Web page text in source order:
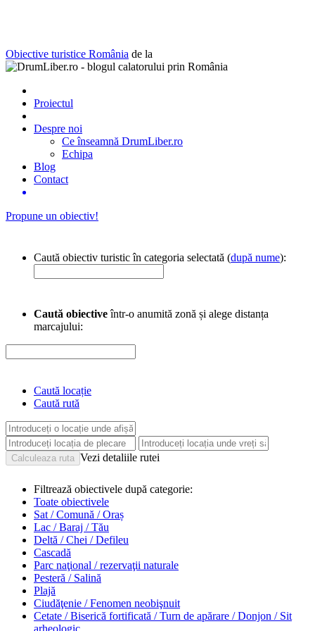
Obiective turistice România de la
Proiectul
Despre noi
Ce înseamnă DrumLiber.ro
Echipa
Blog
Contact
Propune un obiectiv!
Caută obiectiv turistic în categoria selectată (după nume):
Caută obiectiveîntr-o anumită zonă și alege distanța
marcajului:
Caută locație
Caută rută
Vezi detaliile rutei
Filtrează obiectivele după categorie:
Toate obiectivele
Sat / Comună / Oraș
Lac / Baraj / Tău
Deltă / Chei / Defileu
Cascadă
Parc naţional / rezervaţii naturale
Pesteră / Salină
Plajă
Ciudăţenie / Fenomen neobişnuit
Cetate / Biserică fortificată / Turn de apărare / Donjon / Sit
arheologic